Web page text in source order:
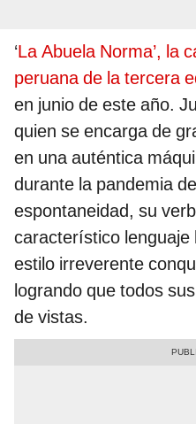
‘La Abuela Norma’, la
peruana de la tercera
en junio de este año.
quien se encarga de
en una auténtica
durante la pandemia
espontaneidad, su
característico lenguaje
estilo irreverente
logrando que todos
de vistas.